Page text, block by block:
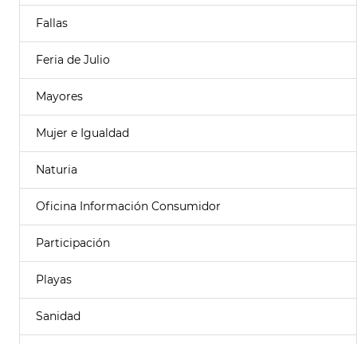
Fallas
Feria de Julio
Mayores
Mujer e Igualdad
Naturia
Oficina Información Consumidor
Participación
Playas
Sanidad